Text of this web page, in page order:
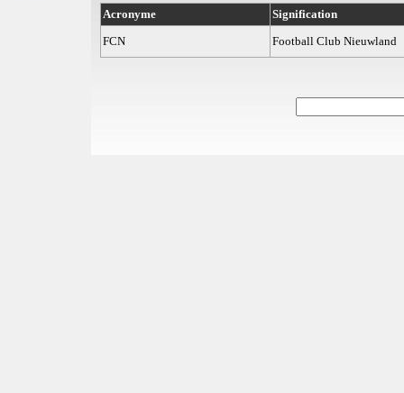
Acronyme
Signification
FCN
Football Club Nieuwland